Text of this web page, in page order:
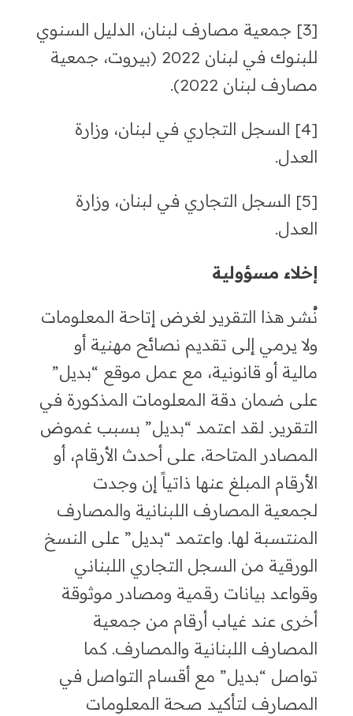
جمعية مصارف لبنان، الدليل السنوي
للبنوك في لبنان 2022 (بيروت، جمعية
مصارف لبنان 2022).
السجل التجاري في لبنان، وزارة
العدل.
السجل التجاري في لبنان، وزارة
العدل.
إخلاء مسؤولية
نُشر هذا التقرير لغرض إتاحة المعلومات
ولا يرمي إلى تقديم نصائح مهنية أو
مالية أو قانونية، مع عمل موقع “بديل”
على ضمان دقة المعلومات المذكورة في
التقرير. لقد اعتمد “بديل” بسبب غموض
المصادر المتاحة، على أحدث الأرقام، أو
الأرقام المبلغ عنها ذاتياً إن وجدت
لجمعية المصارف اللبنانية والمصارف
المنتسبة لها. واعتمد “بديل” على النسخ
الورقية من السجل التجاري اللبناني
وقواعد بيانات رقمية ومصادر موثوقة
أخرى عند غياب أرقام من جمعية
المصارف اللبنانية والمصارف. كما
تواصل “بديل” مع أقسام التواصل في
المصارف لتأكيد صحة المعلومات